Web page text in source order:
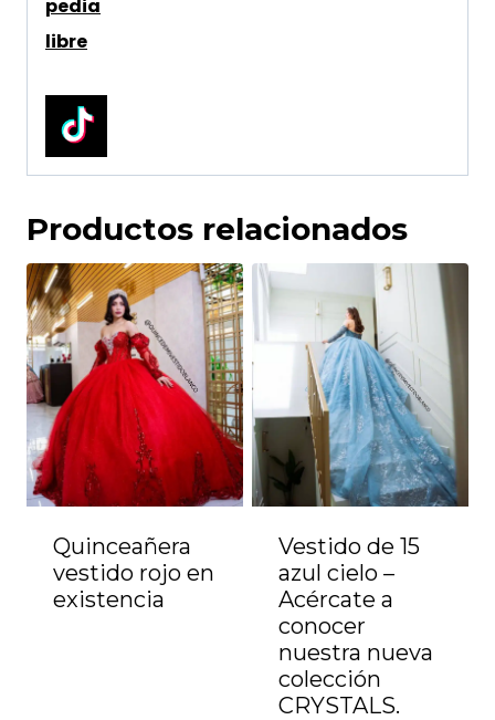
Productos relacionados
Quinceañera
vestido rojo en
existencia
Vestido de 15
azul cielo –
Acércate a
conocer
nuestra nueva
colección
CRYSTALS.